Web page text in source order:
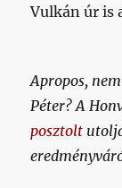
Vulkán úr is
Apropos,
Péter? A
posztolt